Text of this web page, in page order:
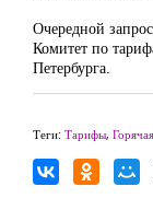
Очередной
Комитет по
Петербурга.
Теги: Тарифы,